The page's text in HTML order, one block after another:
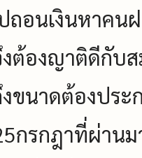
อนเงินหาคน
ต้องญาติดีกับ
ขนาดต้องประ
กรกฎาที่ผ่าน